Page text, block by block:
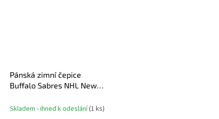
Pánská zimní čepice
Buffalo Sabres NHL New
Skladem - ihned k odeslání(1 ks)